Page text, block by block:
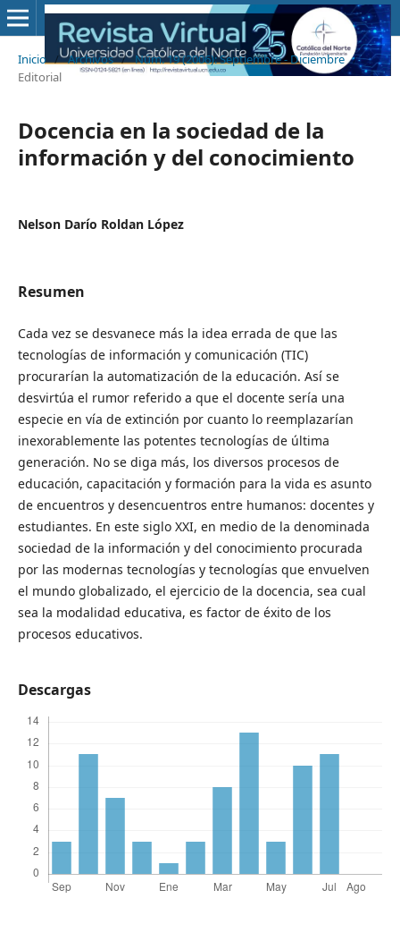
Inicio / Archivos / Núm. 19 (2006): Septiembre - Diciembre /
Editorial
Docencia en la sociedad de la
información y del conocimiento
Nelson Darío Roldan López
Resumen
Cada vez se desvanece más la idea errada de que las
tecnologías de información y comunicación (TIC)
procurarían la automatización de la educación. Así se
desvirtúa el rumor referido a que el docente sería una
especie en vía de extinción por cuanto lo reemplazarían
inexorablemente las potentes tecnologías de última
generación. No se diga más, los diversos procesos de
educación, capacitación y formación para la vida es asunto
de encuentros y desencuentros entre humanos: docentes y
estudiantes. En este siglo XXI, en medio de la denominada
sociedad de la información y del conocimiento procurada
por las modernas tecnologías y tecnologías que envuelven
el mundo globalizado, el ejercicio de la docencia, sea cual
sea la modalidad educativa, es factor de éxito de los
procesos educativos.
Descargas